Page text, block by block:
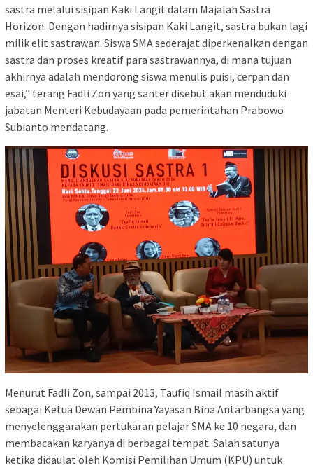
sastra melalui sisipan Kaki Langit dalam Majalah Sastra
Horizon. Dengan hadirnya sisipan Kaki Langit, sastra bukan lagi
milik elit sastrawan. Siswa SMA sederajat diperkenalkan dengan
sastra dan proses kreatif para sastrawannya, di mana tujuan
akhirnya adalah mendorong siswa menulis puisi, cerpan dan
esai,” terang Fadli Zon yang santer disebut akan menduduki
jabatan Menteri Kebudayaan pada pemerintahan Prabowo
Subianto mendatang.
Menurut Fadli Zon, sampai 2013, Taufiq Ismail masih aktif
sebagai Ketua Dewan Pembina Yayasan Bina Antarbangsa yang
menyelenggarakan pertukaran pelajar SMA ke 10 negara, dan
membacakan karyanya di berbagai tempat. Salah satunya
ketika didaulat oleh Komisi Pemilihan Umum (KPU) untuk